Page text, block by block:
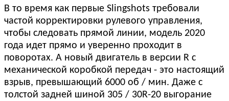
В то время как первые Slingshots требовали
частой корректировки рулевого управления,
чтобы следовать прямой линии, модель 2020
года идет прямо и уверенно проходит в
поворотах. А новый двигатель в версии R с
механической коробкой передач - это настоящий
взрыв, превышающий 6000 об / мин. Даже с
толстой задней шиной 305 / 30R-20 выгорание